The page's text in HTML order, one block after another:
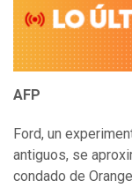
AFP
Ford, un
antiguos, se
condado de